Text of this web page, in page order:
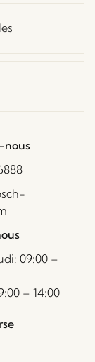
nous
09:00 –
– 14:00